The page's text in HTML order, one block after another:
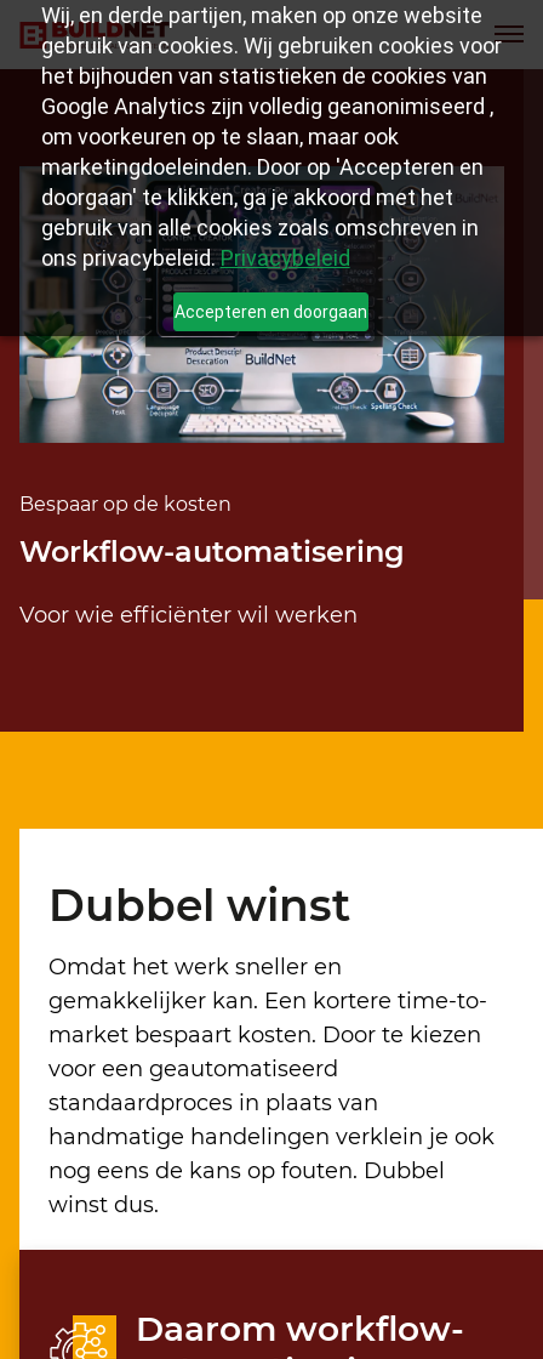
Wij, en derde partijen, maken op onze website
gebruik van cookies. Wij gebruiken cookies voor
het bijhouden van statistieken de cookies van
Google Analytics zijn volledig geanonimiseerd ,
om voorkeuren op te slaan, maar ook
marketingdoeleinden. Door op 'Accepteren en
doorgaan' te klikken, ga je akkoord met het
gebruik van alle cookies zoals omschreven in
ons privacybeleid.Privacybeleid
Accepteren en doorgaan
Bespaar op de kosten
Workflow-automatisering
Voor wie efficiënter wil werken
Dubbel winst
Omdat het werk sneller en
gemakkelijker kan. Een kortere time-to-
market bespaart kosten. Door te kiezen
voor een geautomatiseerd
standaardproces in plaats van
handmatige handelingen verklein je ook
nog eens de kans op fouten. Dubbel
winst dus.
Daarom workflow-